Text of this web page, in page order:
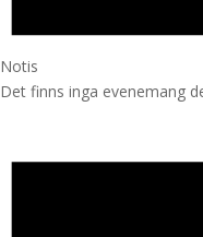
Notis
Det finns inga evenemang